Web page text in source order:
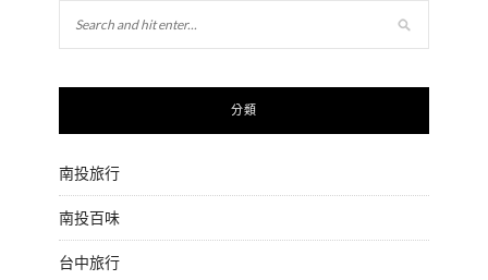
分類
南投旅行
南投百味
台中旅行